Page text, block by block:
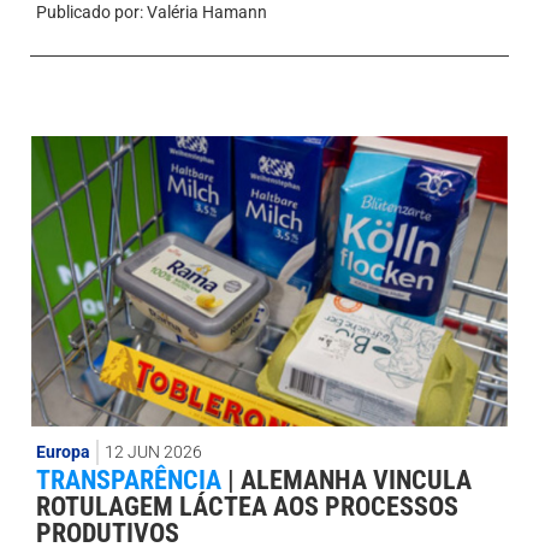
Publicado por:Valéria Hamann
Europa 12 JUN 2026
TRANSPARÊNCIA | ALEMANHA VINCULA
ROTULAGEM LÁCTEA AOS PROCESSOS
PRODUTIVOS